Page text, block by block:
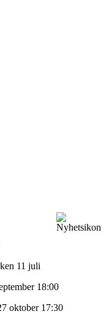
11 juli
18:00
oktober 17:30